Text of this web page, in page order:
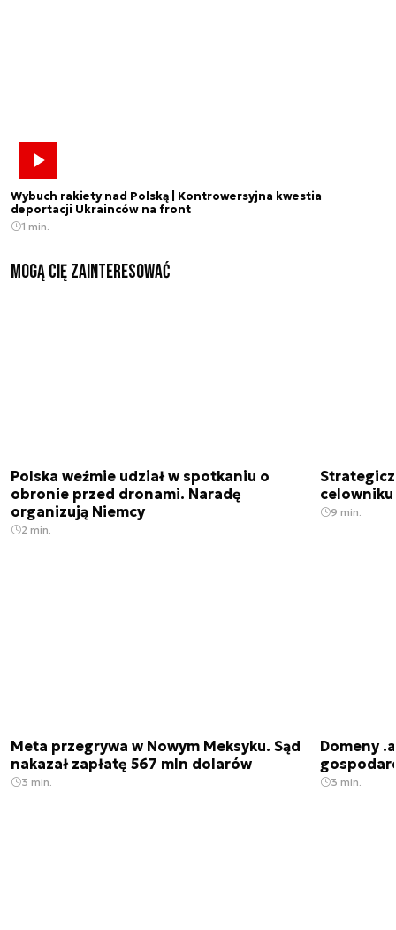
Wybuch rakiety nad Polską | Kontrowersyjna kwestia
deportacji Ukrainców na front
1 min.
Mogą Cię zainteresować
Polska weźmie udział w spotkaniu o
obronie przed dronami. Naradę
organizują Niemcy
2 min.
9 min.
Meta przegrywa w Nowym Meksyku. Sąd
nakazał zapłatę 567 mln dolarów
3 min.
Domeny
3 min.